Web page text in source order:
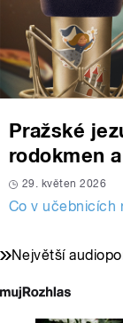
Pražské
rodokmen
29. květen 2026
Co v učebnicích
Největší